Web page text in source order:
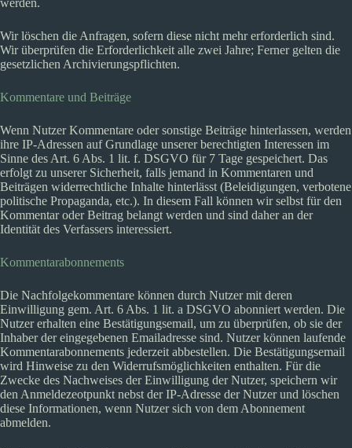
werden.
Wir löschen die Anfragen, sofern diese nicht mehr erforderlich sind.
Wir überprüfen die Erforderlichkeit alle zwei Jahre; Ferner gelten die
gesetzlichen Archivierungspflichten.
Kommentare und Beiträge
Wenn Nutzer Kommentare oder sonstige Beiträge hinterlassen, werden
ihre IP-Adressen auf Grundlage unserer berechtigten Interessen im
Sinne des Art. 6 Abs. 1 lit. f. DSGVO für 7 Tage gespeichert. Das
erfolgt zu unserer Sicherheit, falls jemand in Kommentaren und
Beiträgen widerrechtliche Inhalte hinterlässt (Beleidigungen, verbotene
politische Propaganda, etc.). In diesem Fall können wir selbst für den
Kommentar oder Beitrag belangt werden und sind daher an der
Identität des Verfassers interessiert.
Kommentarabonnements
Die Nachfolgekommentare können durch Nutzer mit deren
Einwilligung gem. Art. 6 Abs. 1 lit. a DSGVO abonniert werden. Die
Nutzer erhalten eine Bestätigungsemail, um zu überprüfen, ob sie der
Inhaber der eingegebenen Emailadresse sind. Nutzer können laufende
Kommentarabonnements jederzeit abbestellen. Die Bestätigungsemail
wird Hinweise zu den Widerrufsmöglichkeiten enthalten. Für die
Zwecke des Nachweises der Einwilligung der Nutzer, speichern wir
den Anmeldezeotpunkt nebst der IP-Adresse der Nutzer und löschen
diese Informationen, wenn Nutzer sich von dem Abonnement
abmelden.